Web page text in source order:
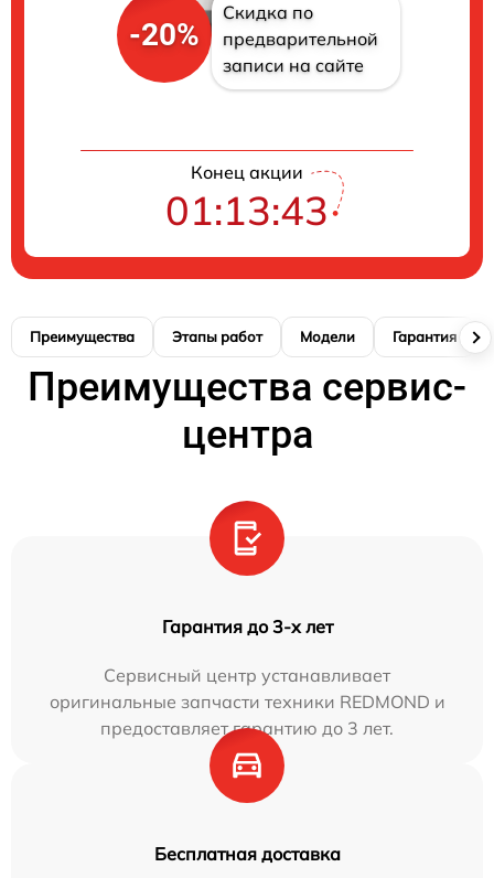
-20%
Скидка по
предварительной
записи на сайте
Конец акции
01:13:42
Преимущества Этапы работ Модели Гарантия
Преимущества сервис-
центра
Гарантия до 3-х лет
Сервисный центр устанавливает
оригинальные запчасти техники REDMOND и
предоставляет гарантию до 3 лет.
Бесплатная доставка